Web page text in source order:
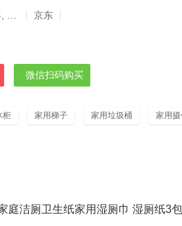
京东
微信扫码购买
柜 家用梯子 家用垃圾桶 家用
庭洁厕卫生纸家用湿厕巾 湿厕纸3包